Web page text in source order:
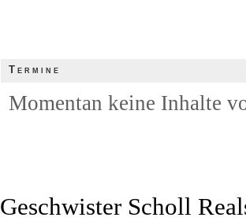
Termine
Momentan keine Inhalte
Geschwister Scholl